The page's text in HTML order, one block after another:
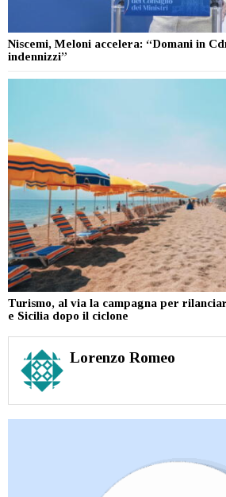
Niscemi, Meloni accelera: “Domani in
indennizzi”
Turismo, al via la campagna per
e Sicilia dopo il ciclone
Lorenzo Romeo